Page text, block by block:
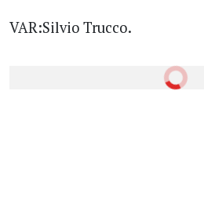
VAR:Silvio Trucco.